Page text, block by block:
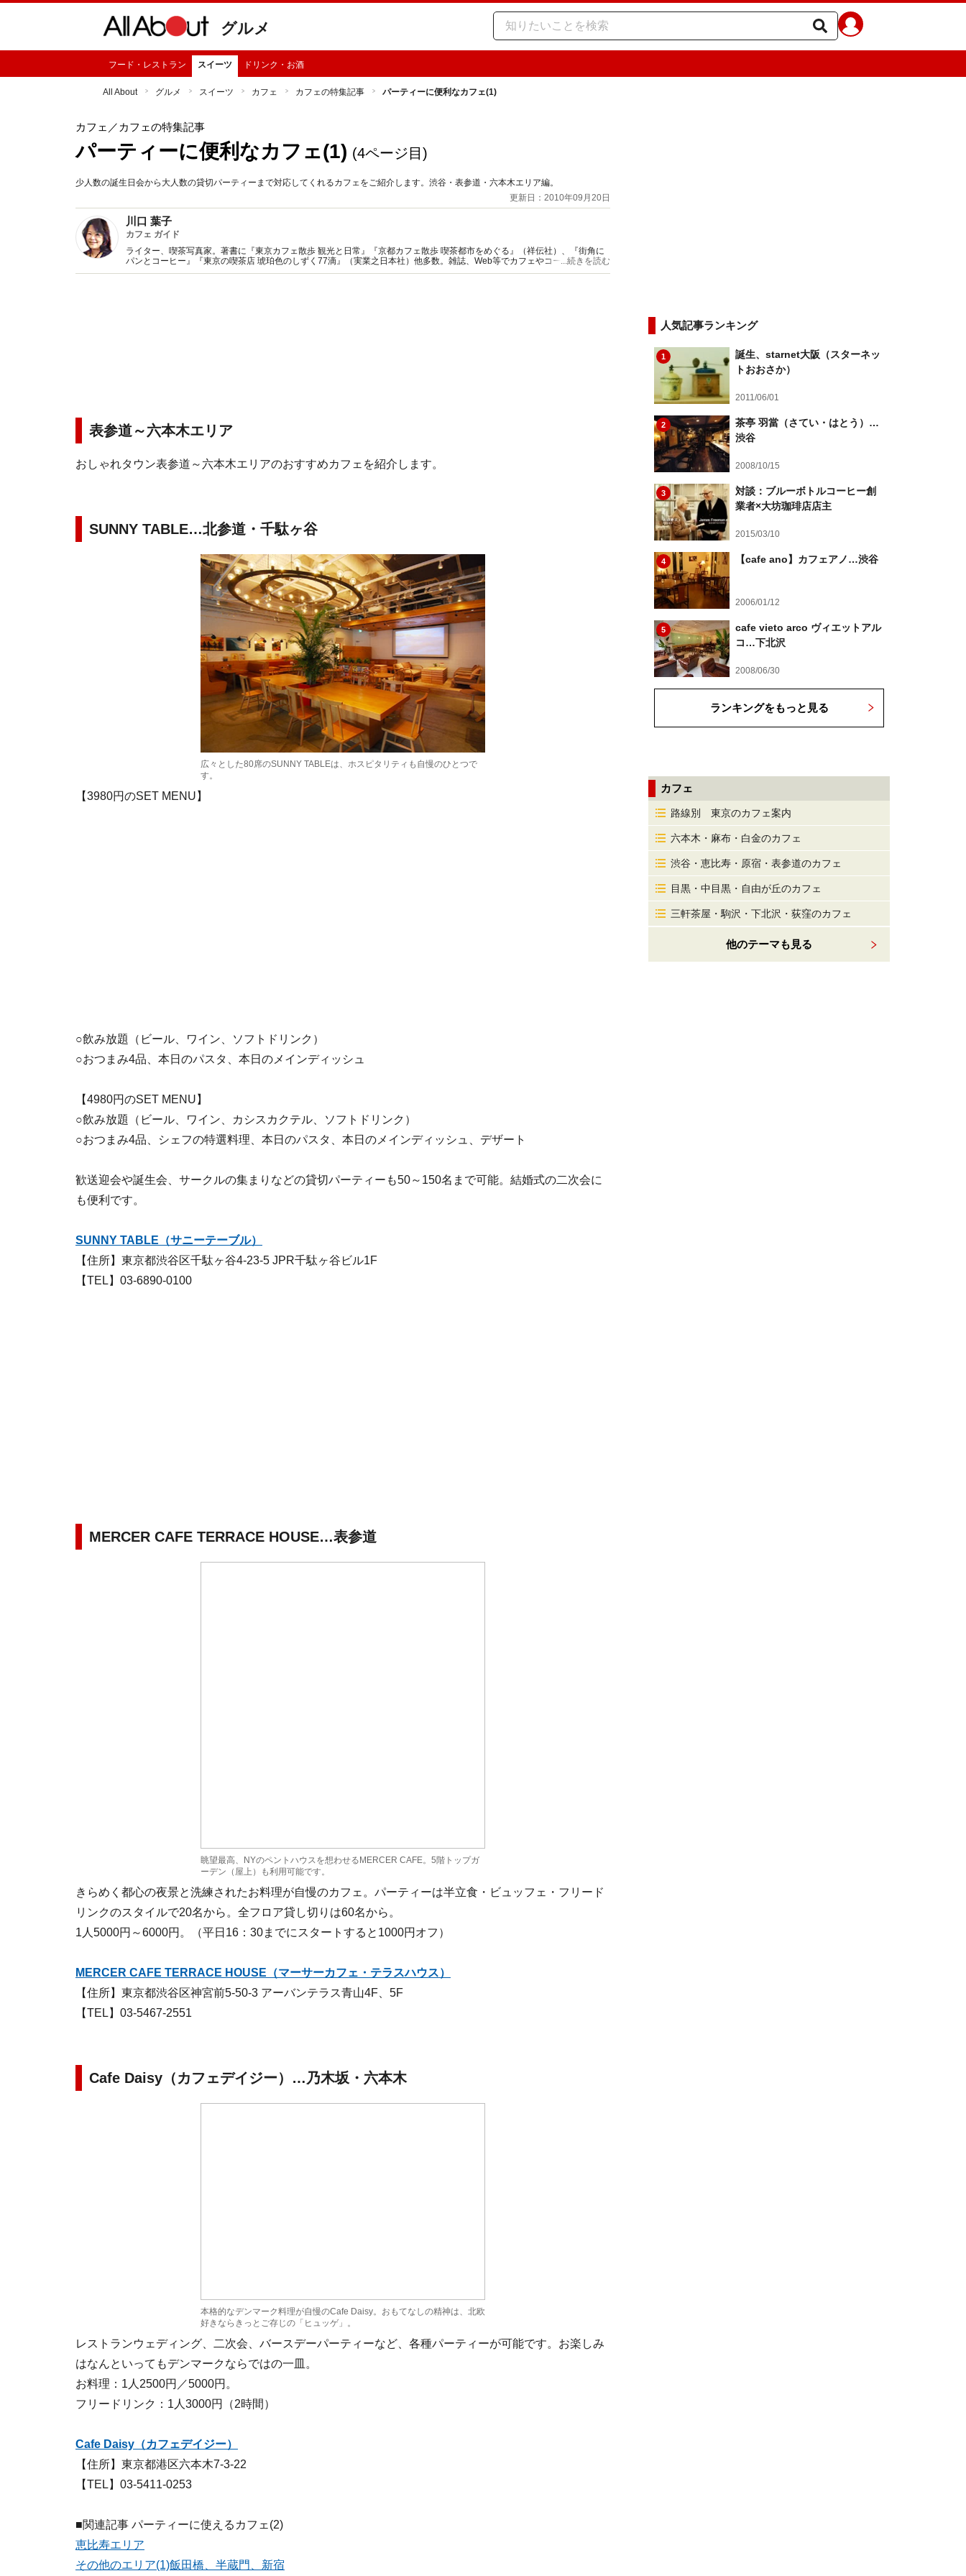
グルメ
フード・レストラン スイーツ ドリンク・お酒
All About グルメ スイーツ カフェ カフェの特集記事 パーティーに便利なカフェ(1)
カフェ ／カフェの特集記事
パーティーに便利なカフェ(1) (4ページ目)
少人数の誕生日会から大人数の貸切パーティーまで対応してくれるカフェをご紹介します。渋谷・表参道・六本木エリア編。
更新日：2010年09月20日
川口 葉子
カフェ ガイド
ライター、喫茶写真家。著書に『東京カフェ散歩 観光と日常』『京都カフェ散歩 喫茶都市をめぐる』（祥伝社）、『街角に
パンとコーヒー』『東京の喫茶店 琥珀色のしずく77滴』（実業之日本社）他多数。雑誌、Web等でカフェやコーヒー特集の
監修、記事執筆多数。Webサイト『東京カフェマニア』主宰。
...続きを読む
表参道～六本木エリア
おしゃれタウン表参道～六本木エリアのおすすめカフェを紹介します。
SUNNY TABLE…北参道・千駄ヶ谷
広々とした80席のSUNNY TABLEは、ホスピタリティも自慢のひとつで
す。
【3980円のSET MENU】
○飲み放題（ビール、ワイン、ソフトドリンク）
○おつまみ4品、本日のパスタ、本日のメインディッシュ
【4980円のSET MENU】
○飲み放題（ビール、ワイン、カシスカクテル、ソフトドリンク）
○おつまみ4品、シェフの特選料理、本日のパスタ、本日のメインディッシュ、デザート
歓送迎会や誕生会、サークルの集まりなどの貸切パーティーも50～150名まで可能。結婚式の二次会に
も便利です。
SUNNY TABLE（サニーテーブル）
【住所】東京都渋谷区千駄ヶ谷4-23-5 JPR千駄ヶ谷ビル1F
【TEL】03-6890-0100
MERCER CAFE TERRACE HOUSE…表参道
眺望最高、NYのペントハウスを想わせるMERCER CAFE。5階トップガ
ーデン（屋上）も利用可能です。
きらめく都心の夜景と洗練されたお料理が自慢のカフェ。パーティーは半立食・ビュッフェ・フリード
リンクのスタイルで20名から。全フロア貸し切りは60名から。
1人5000円～6000円。（平日16：30までにスタートすると1000円オフ）
MERCER CAFE TERRACE HOUSE（マーサーカフェ・テラスハウス）
【住所】東京都渋谷区神宮前5-50-3 アーバンテラス青山4F、5F
【TEL】03-5467-2551
Cafe Daisy（カフェデイジー）…乃木坂・六本木
本格的なデンマーク料理が自慢のCafe Daisy。おもてなしの精神は、北欧
好きならきっとご存じの「ヒュッゲ」。
レストランウェディング、二次会、バースデーパーティーなど、各種パーティーが可能です。お楽しみ
はなんといってもデンマークならではの一皿。
お料理：1人2500円／5000円。
フリードリンク：1人3000円（2時間）
Cafe Daisy（カフェデイジー）
【住所】東京都港区六本木7-3-22
【TEL】03-5411-0253
■関連記事 パーティーに使えるカフェ(2)
恵比寿エリア
その他のエリア(1)飯田橋、半蔵門、新宿
人気記事ランキング
1
誕生、starnet大阪（スターネッ
トおおさか）
2011/06/01
2
茶亭 羽當（さてい・はとう）…
渋谷
2008/10/15
3
対談：ブルーボトルコーヒー創
業者×大坊珈琲店店主
2015/03/10
4 【cafe ano】カフェアノ…渋谷
2006/01/12
5
cafe vieto arco ヴィエットアル
コ…下北沢
2008/06/30
ランキングをもっと見る
カフェ
路線別 東京のカフェ案内
六本木・麻布・白金のカフェ
渋谷・恵比寿・原宿・表参道のカフェ
目黒・中目黒・自由が丘のカフェ
三軒茶屋・駒沢・下北沢・荻窪のカフェ
他のテーマも見る